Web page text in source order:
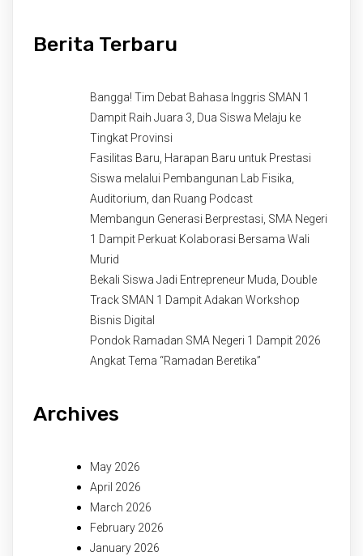
Berita Terbaru
Bangga! Tim Debat Bahasa Inggris SMAN 1
Dampit Raih Juara 3, Dua Siswa Melaju ke
Tingkat Provinsi
Fasilitas Baru, Harapan Baru untuk Prestasi
Siswa melalui Pembangunan Lab Fisika,
Auditorium, dan Ruang Podcast
Membangun Generasi Berprestasi, SMA Negeri
1 Dampit Perkuat Kolaborasi Bersama Wali
Murid
Bekali Siswa Jadi Entrepreneur Muda, Double
Track SMAN 1 Dampit Adakan Workshop
Bisnis Digital
Pondok Ramadan SMA Negeri 1 Dampit 2026
Angkat Tema “Ramadan Beretika”
Archives
May 2026
April 2026
March 2026
February 2026
January 2026